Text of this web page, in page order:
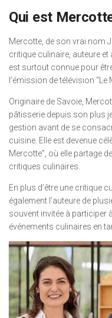
Qui est
Mercotte, de son vrai nom
critique culinaire, auteure
est surtout connue pour
l’émission de télévision “Le
Originaire de Savoie,
pâtisserie depuis son plus
gestion avant de se
cuisine. Elle est devenue
Mercotte”, où elle partage
critiques culinaires.
En plus d’être une critique
également l’auteure de
souvent invitée à participer
événements culinaires en